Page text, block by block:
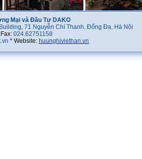
Mại và Đầu Tư DAKO
71 Nguyễn Chí Thanh, Đống Đa, Hà Nội
024.62751158
* Website: huunghiviethan.vn